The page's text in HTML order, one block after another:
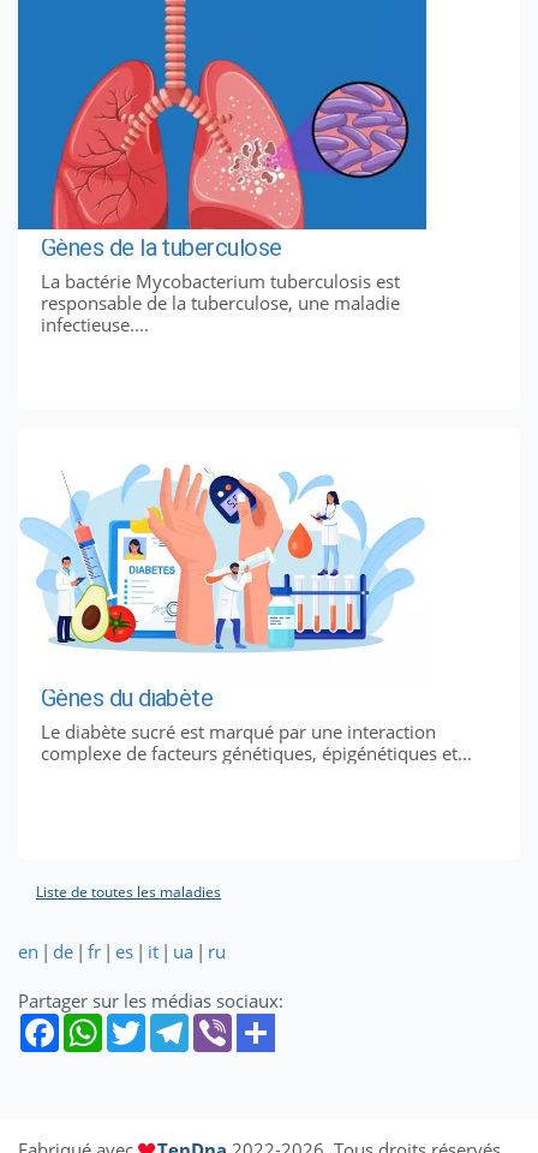
Gènes de la tuberculose
La bactérie Mycobacterium tuberculosis est
responsable de la tuberculose, une maladie
infectieuse....
Gènes du diabète
Le diabète sucré est marqué par une interaction
complexe de facteurs génétiques, épigénétiques et...
Liste de toutes les maladies
en | de | fr | es | it | ua | ru
Partager sur les médias sociaux: